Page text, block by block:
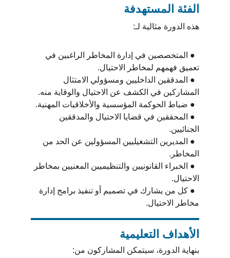
الفئة المستهدفة
هذه الدورة مثالية لـ:
  ● المتخصصين في إدارة المخاطر الراغبين في
تعميق فهمهم لمخاطر الاحتيال.
  ● المدققين الداخليين ومسؤولي الامتثال
المشاركين في الكشف عن الاحتيال والوقاية منه.
  ● المحققين في قضايا الاحتيال والمدققين
الجنائيين.
  ● المديرين التشغيليين المسؤولين عن الحد من
المخاطر.
  ● الخبراء القانونيين والتنظيميين المعنيين بمخاطر
الاحتيال.
  ● كل من يشارك في تصميم أو تنفيذ برامج إدارة
مخاطر الاحتيال.
بنهاية الدورة، سيتمكن المشاركون من:
الأهداف التعليمية